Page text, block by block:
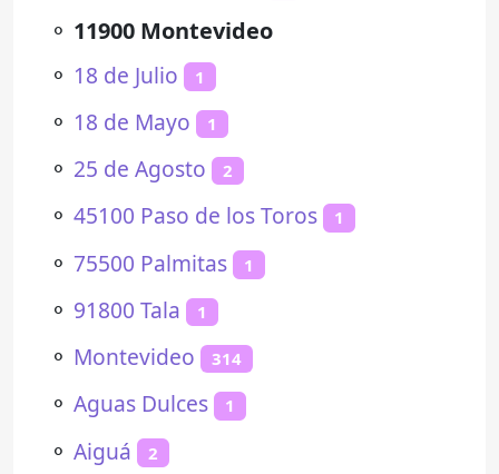
⚬ 11900 Montevideo
⚬ 18 de Julio 1
⚬ 18 de Mayo 1
⚬ 25 de Agosto 2
⚬ 45100 Paso de los Toros 1
⚬ 75500 Palmitas 1
⚬ 91800 Tala 1
⚬ Montevideo 314
⚬ Aguas Dulces 1
⚬ Aiguá 2